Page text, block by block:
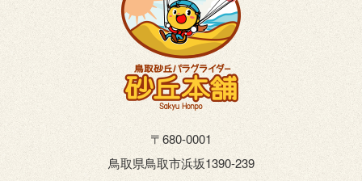
〒680-0001
鳥取県鳥取市浜坂1390-239